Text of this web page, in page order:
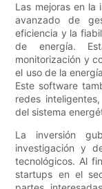
Las mejoras en la
avanzado de
eficiencia y la
de energía.
monitorización y
el uso de la
Este software
redes
del sistema
La inversión
investigación y
tecnológicos. Al
startups en el